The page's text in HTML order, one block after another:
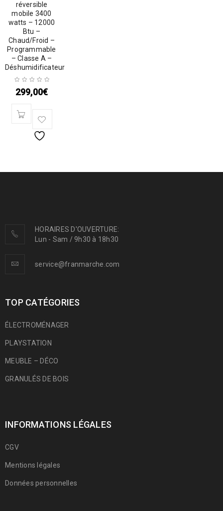
réversible
mobile 3400
watts – 12000
Btu –
Chaud/Froid –
Programmable
– Classe A –
Déshumidificateur
299,00€
HORAIRES D'OUVERTURE:
Lun - Sam / 9h30 à 18h30
service@franmarche.com
TOP CATÉGORIES
ÉLECTROMÉNAGER
PLAYSTATION
MEUBLE – DÉCO
GRANULÉS DE BOIS
INFORMATIONS LÉGALES
CGV
Mentions légales
Données personnelles